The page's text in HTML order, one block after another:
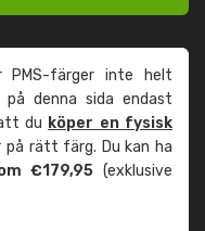
PMS-färger inte helt
denna sida endast
du köper en fysisk
rätt färg. Du kan ha
€179,95 (exklusive